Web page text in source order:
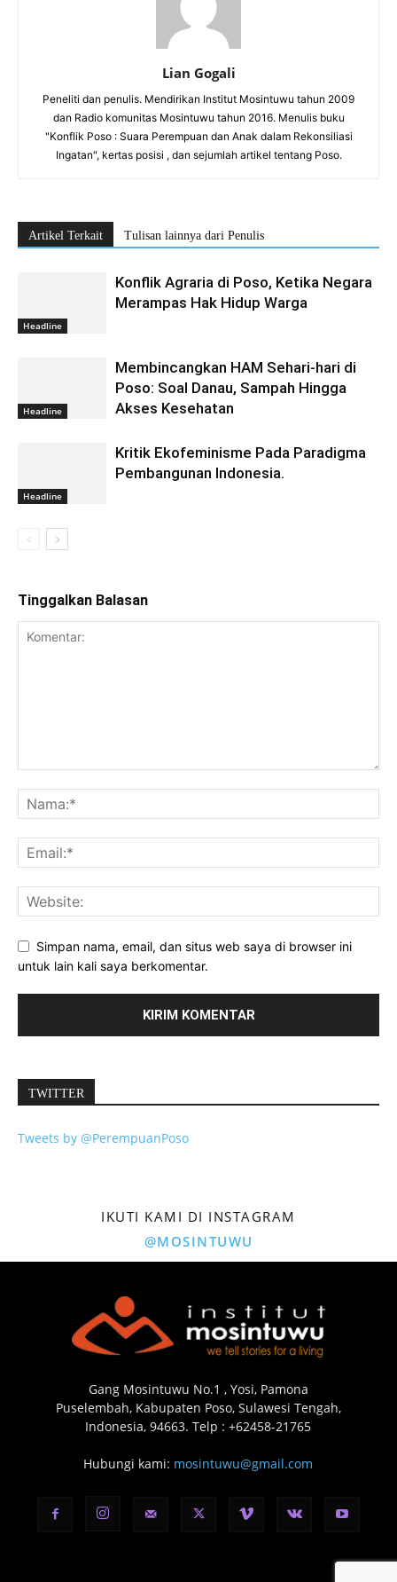
Lian Gogali
Peneliti dan penulis. Mendirikan Institut Mosintuwu tahun 2009
dan Radio komunitas Mosintuwu tahun 2016. Menulis buku
"Konflik Poso : Suara Perempuan dan Anak dalam Rekonsiliasi
Ingatan", kertas posisi , dan sejumlah artikel tentang Poso.
Artikel Terkait Tulisan lainnya dari Penulis
Headline
Konflik Agraria di Poso, Ketika Negara
Merampas Hak Hidup Warga
Headline
Membincangkan HAM Sehari-hari di
Poso: Soal Danau, Sampah Hingga
Akses Kesehatan
Headline
Kritik Ekofeminisme Pada Paradigma
Pembangunan Indonesia.
Tinggalkan Balasan
Simpan nama, email, dan situs web saya di browser ini
untuk lain kali saya berkomentar.
TWITTER
Tweets by @PerempuanPoso
IKUTI KAMI DI INSTAGRAM
@MOSINTUWU
Gang Mosintuwu No.1 , Yosi, Pamona
Puselembah, Kabupaten Poso, Sulawesi Tengah,
Indonesia, 94663. Telp : +62458-21765
Hubungi kami: mosintuwu@gmail.com